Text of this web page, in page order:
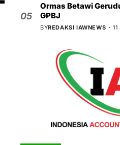
05
Ormas Betawi
GPBJ
BYREDAKSI IAWNEWS